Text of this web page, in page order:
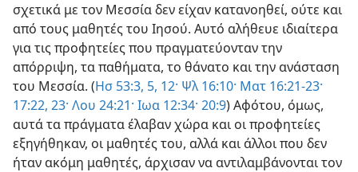
σχετικά με τον Μεσσία δεν είχαν κατανοηθεί, ούτε και
από τους μαθητές του Ιησού. Αυτό αλήθευε ιδιαίτερα
για τις προφητείες που πραγματεύονταν την
απόρριψη, τα παθήματα, το θάνατο και την ανάσταση
του Μεσσία. (Ησ 53:3, 5, 12· Ψλ 16:10· Ματ 16:21-23·
17:22, 23· Λου 24:21· Ιωα 12:34· 20:9) Αφότου, όμως,
αυτά τα πράγματα έλαβαν χώρα και οι προφητείες
εξηγήθηκαν, οι μαθητές του, αλλά και άλλοι που δεν
ήταν ακόμη μαθητές, άρχισαν να αντιλαμβάνονται τον